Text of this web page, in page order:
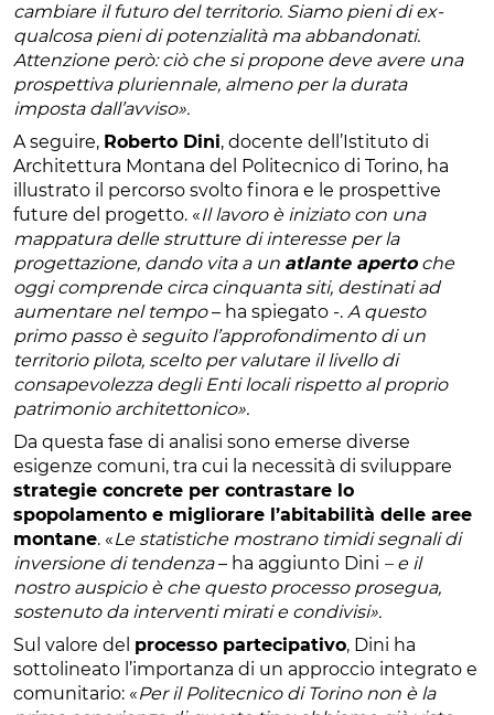
cambiare il futuro del territorio. Siamo pieni di ex-
qualcosa pieni di potenzialità ma abbandonati.
Attenzione però: ciò che si propone deve avere una
prospettiva pluriennale, almeno per la durata
imposta dall’avviso».
A seguire, Roberto Dini, docente dell’Istituto di
Architettura Montana del Politecnico di Torino, ha
illustrato il percorso svolto finora e le prospettive
future del progetto. «Il lavoro è iniziato con una
mappatura delle strutture di interesse per la
progettazione, dando vita a un atlante apertoche
oggi comprende circa cinquanta siti, destinati ad
aumentare nel tempo– ha spiegato -. A questo
primo passo è seguito l’approfondimento di un
territorio pilota, scelto per valutare il livello di
consapevolezza degli Enti locali rispetto al proprio
patrimonio architettonico».
Da questa fase di analisi sono emerse diverse
esigenze comuni, tra cui la necessità di sviluppare
strategie concrete per contrastare lo
spopolamento e migliorare l’abitabilità delle aree
montane. «Le statistiche mostrano timidi segnali di
inversione di tendenza– ha aggiunto Dini – e il
nostro auspicio è che questo processo prosegua,
sostenuto da interventi mirati e condivisi».
Sul valore del processo partecipativo, Dini ha
sottolineato l’importanza di un approccio integrato e
comunitario: «Per il Politecnico di Torino non è la